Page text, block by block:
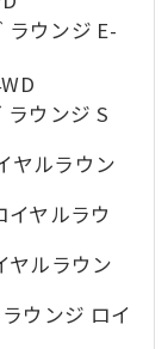
ラウンジ E-
ラウンジ S
ヤルラウン
ヤルラウ
ヤルラウン
ウンジ ロイ